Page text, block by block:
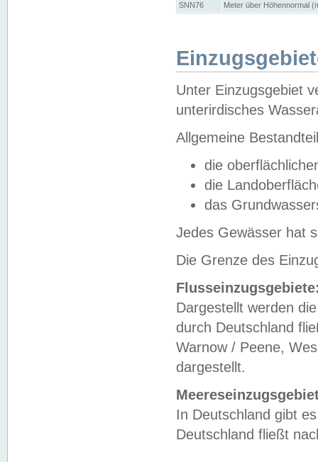
SNN76
Meter über Höhennormal
Unter Einzugsgebiet
unterirdisches
Allgemeine
die
die
das
Jedes Gewässer hat
Die Grenze des
Dargestellt werden
durch Deutschland
Warnow / Peene,
dargestellt.
In Deutschland gibt
Deutschland fließt